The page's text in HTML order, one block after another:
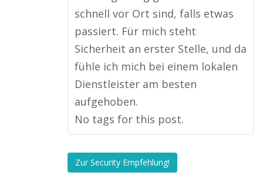
schnell vor Ort sind, falls etwas
passiert. Für mich steht
Sicherheit an erster Stelle, und da
fühle ich mich bei einem lokalen
Dienstleister am besten
aufgehoben.
No tags for this post.
Zur Security Empfehlung!